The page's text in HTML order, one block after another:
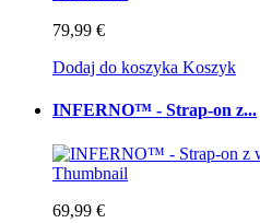
79,99 €
Dodaj do koszyka Koszyk
INFERNO™ - Strap-on z...
69,99 €